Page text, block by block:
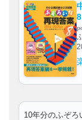
8
10年分のふぞろ